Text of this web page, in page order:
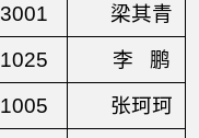
梁其青
李
鹏
张珂珂